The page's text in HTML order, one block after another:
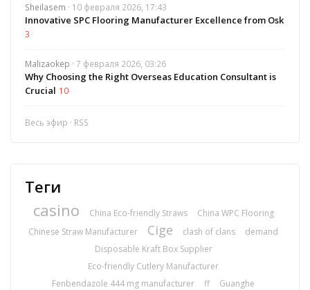
Sheilasem · 10 февраля 2026, 17:43
Innovative SPC Flooring Manufacturer Excellence from Osk
3
Malizaokep · 7 февраля 2026, 03:26
Why Choosing the Right Overseas Education Consultant is
Crucial 10
Весь эфир · RSS
Теги
casino
China Eco-friendly Straws
China WPC Flooring
Chinese Straw Manufacturer
Cige clash of clans
demand
Disposable Kraft Box Supplier
Eco-friendly Cutlery Manufacturer
Fenbendazole 444 mg manufacturer
ff Guanghe